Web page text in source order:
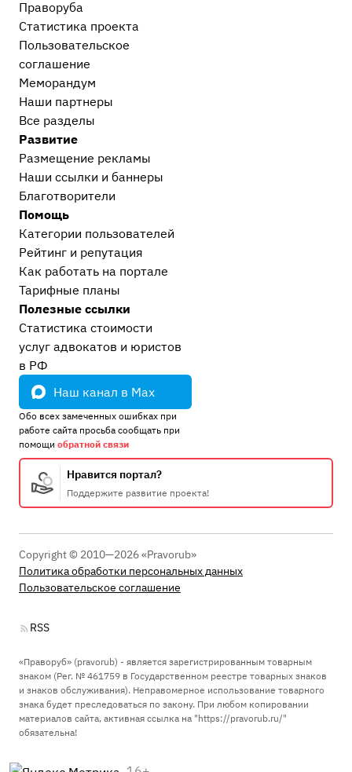
Праворуба
Статистика проекта
Пользовательское
соглашение
Меморандум
Наши партнеры
Все разделы
Развитие
Размещение рекламы
Наши ссылки и баннеры
Благотворители
Помощь
Категории пользователей
Рейтинг и репутация
Как работать на портале
Тарифные планы
Полезные ссылки
Статистика стоимости
услуг адвокатов и юристов
в РФ
Наш канал в Max
Обо всех замеченных ошибках при
работе сайта просьба сообщать при
помощи обратной связи
Нравится портал?
Поддержите развитие проекта!
Copyright © 2010—2026 «Pravorub»
Политика обработки персональных данных
Пользовательское соглашение
RSS
«Праворуб» (pravorub) - является зарегистрированным товарным
знаком (Рег. № 461759 в Государственном реестре товарных знаков
и знаков обслуживания). Неправомерное использование товарного
знака будет преследоваться по закону. При любом копировании
материалов сайта, активная ссылка на "https://pravorub.ru/"
обязательна!